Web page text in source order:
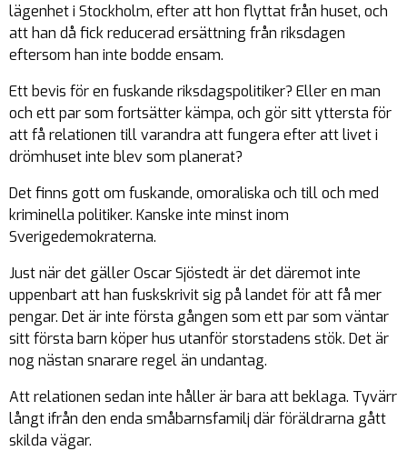
lägenhet i Stockholm, efter att hon flyttat från huset, och
att han då fick reducerad ersättning från riksdagen
eftersom han inte bodde ensam.
Ett bevis för en fuskande riksdagspolitiker? Eller en man
och ett par som fortsätter kämpa, och gör sitt yttersta för
att få relationen till varandra att fungera efter att livet i
drömhuset inte blev som planerat?
Det finns gott om fuskande, omoraliska och till och med
kriminella politiker. Kanske inte minst inom
Sverigedemokraterna.
Just när det gäller Oscar Sjöstedt är det däremot inte
uppenbart att han fuskskrivit sig på landet för att få mer
pengar. Det är inte första gången som ett par som väntar
sitt första barn köper hus utanför storstadens stök. Det är
nog nästan snarare regel än undantag.
Att relationen sedan inte håller är bara att beklaga. Tyvärr
långt ifrån den enda småbarnsfamilj där föräldrarna gått
skilda vägar.